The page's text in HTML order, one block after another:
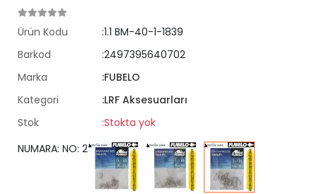
Ürün Kodu
:1.1 BM-40-1-1839
Barkod
:2497395640702
Marka
:FUBELO
Kategori
:LRF Aksesuarları
Stok
:Stokta yok
NUMARA: NO: 2